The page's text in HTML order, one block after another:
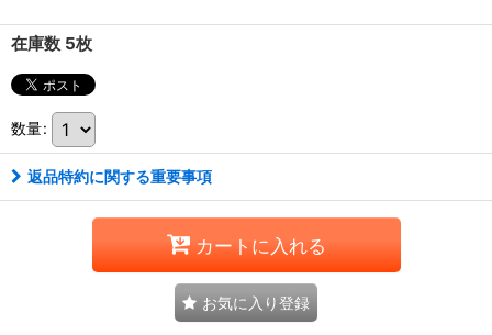
在庫数 5枚
数量:
返品特約に関する重要事項
カートに入れる
お気に入り登録